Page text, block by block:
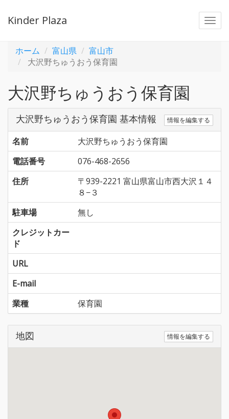
Kinder Plaza
ホーム 富山県
富山市
大沢野ちゅうおう保育園
大沢野ちゅうおう保育園
大沢野ちゅうおう保育園 基本情報 情報を編集する
名前
大沢野ちゅうおう保育園
電話番号
076-468-2656
住所
〒939-2221 富山県富山市西大沢１４
８−３
駐車場
無し
クレジットカー
ド
URL
E-mail
業種
保育園
地図 情報を編集する